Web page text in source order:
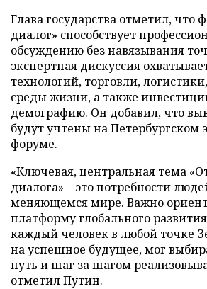
Глава государства отметил,
диалог» способствует
обсуждению без навязывания
экспертная дискуссия
технологий, торговли,
среды жизни, а также
демографию. Он добавил, что
будут учтены на Петербургском
форуме.
«Ключевая, центральная тема
диалога» – это потребности
меняющемся мире. Важно
платформу глобального
каждый человек в любой точке
на успешное будущее, мог
путь и шаг за шагом
отметил Путин.